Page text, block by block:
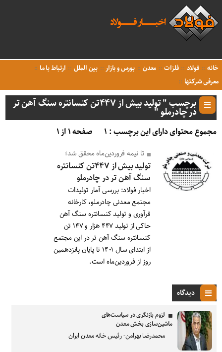
خانه فولاد فلزات معدن بورس و بازار بین الملل
ارتباط با ما
معرفی شرکتها
برچسب " تولید بیش از ۴۴۷تن کنسانتره سنگ آهن تر
در چادرملو "
مجموع محتوای دارای این برچسب : ۱ صفحه ۱ از ۱
تا نیمه فروردین‌ماه محقق شد؛
تولید بیش از ۴۴۷تن کنسانتره
سنگ آهن تر در چادرملو
اخبار فولاد: بررسی آمار تولیدات
مجتمع معدنی چادرملو، کارخانه
فرآوری و تولید کنسانتره سنگ آهن
حاکی از تولید ۴۴۷ هزار و ۱۴۷ تن
کنسانتره سنگ آهن تر در این مجتمع
از ابتدای سال ۱۴۰۱ تا پایان پانزدهمین
روز از فروردین‌ماه است.
دیدگاه
لزوم بازنگری در سیاست‌های
ماشین‌سازی بخش معدن
محمدرضا بهرامن- رئیس خانه معدن ایران